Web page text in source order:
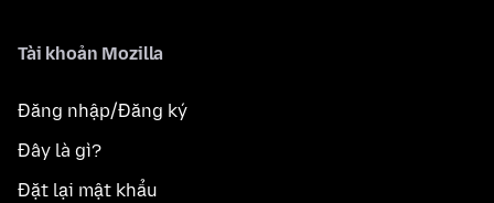
Tài khoản Mozilla
Đăng nhập/Đăng ký
Đây là gì?
Đặt lại mật khẩu